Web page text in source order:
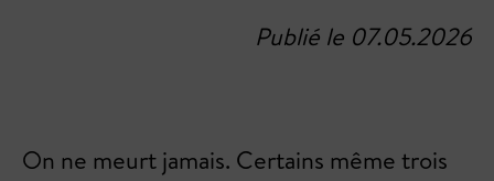
Publié le 07.05.2026
On ne meurt jamais. Certains même trois